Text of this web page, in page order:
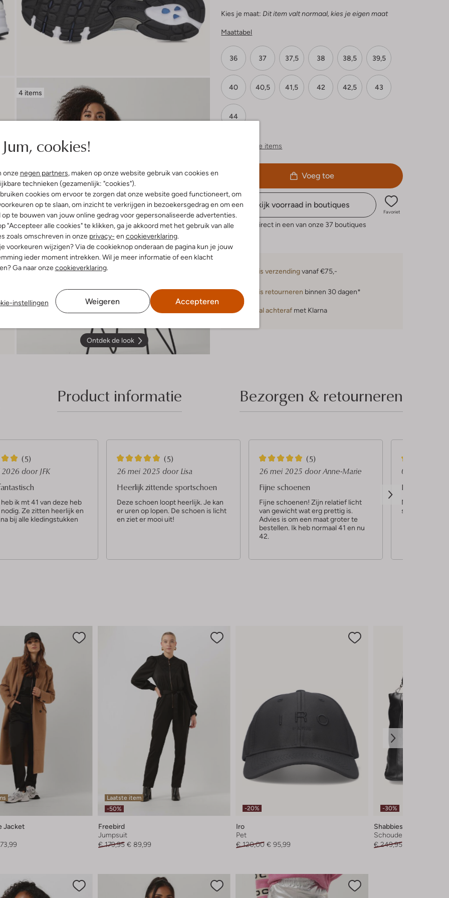
Jum, cookies!
onze negen partners, maken op onze website gebruik van cookies en
technieken (gezamenlijk: "cookies").
cookies om ervoor te zorgen dat onze website goed functioneert, om
op te slaan, om inzicht te verkrijgen in bezoekersgedrag en om een
op te bouwen van jouw online gedrag voor gepersonaliseerde advertenties.
"Accepteer alle cookies" te klikken, ga je akkoord met het gebruik van alle
zoals omschreven in onze privacy- en cookieverklaring.
voorkeuren wijzigen? Via de cookieknop onderaan de pagina kun je jouw
ieder moment intrekken. Wil je meer informatie of een klacht
Ga naar onzecookieverklaring.
instellingen Weigeren Accepteren
4 items
Ontdek de look
Kies je maat: Dit item valt normaal, kies je eigen maat
Maattabel
36 37 37,5 38 38,5 39,5
40 40,5 41,5 42 42,5 43
44
Vergelijkbare items
Voeg toe
Bekijk voorraad in boutiques
Favoriet
Reserveer direct in een van onze 37 boutiques
Gratis verzendingvanaf €75,-
Gratis retourneren binnen 30 dagen*
Betaal achteraf met Klarna
Product informatie Bezorgen & retourneren
(5)
door JFK
ik mt 41 van deze heb
Ze zitten heerlijk en
bij alle kledingstukken
5
S
t
e
r
(5)
26 mei 2025 door Lisa
Heerlijk zittende sportschoen
Deze schoen loopt heerlijk. Je kan
er uren op lopen. De schoen is licht
en ziet er mooi uit!
5
S
t
e
r
r
e
(5)
26 mei 2025 door Anne-Marie
Fijne schoenen
Fijne schoenen! Zijn relatief licht
van gewicht wat erg prettig is.
Advies is om een maat groter te
bestellen. Ik heb normaal 41 en nu
42.
5
S
t
e
r
01
Beste
Naar mijn
sneaker om
Jacket
Laatste item
-50%
Freebird
Jumpsuit
€ 179,95 € 89,99
-20%
Iro
Pet
€ 120,00 € 95,99
-30%
Shabbies
Schoudertas
€ 249,95